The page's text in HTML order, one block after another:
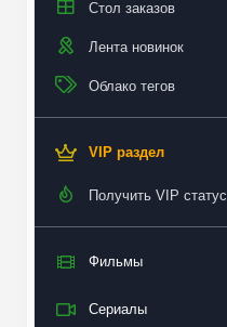
Стол заказов
Лента новинок
Облако тегов
VIP раздел
Получить VIP статус
Фильмы
Сериалы